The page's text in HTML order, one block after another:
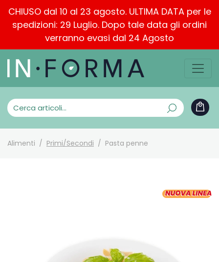
CHIUSO dal 10 al 23 agosto. ULTIMA DATA per le
spedizioni: 29 Luglio. Dopo tale data gli ordini
verranno evasi dal 24 Agosto
Alimenti Primi/Secondi Pasta penne